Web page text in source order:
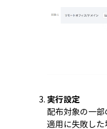
実行設定
配布対象の一
適用に失敗し